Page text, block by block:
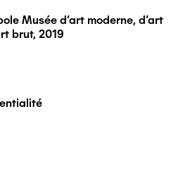
Musée d'art moderne, d'art
brut, 2019